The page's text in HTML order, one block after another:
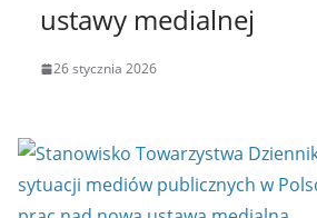
ustawy medialnej
26 stycznia 2026